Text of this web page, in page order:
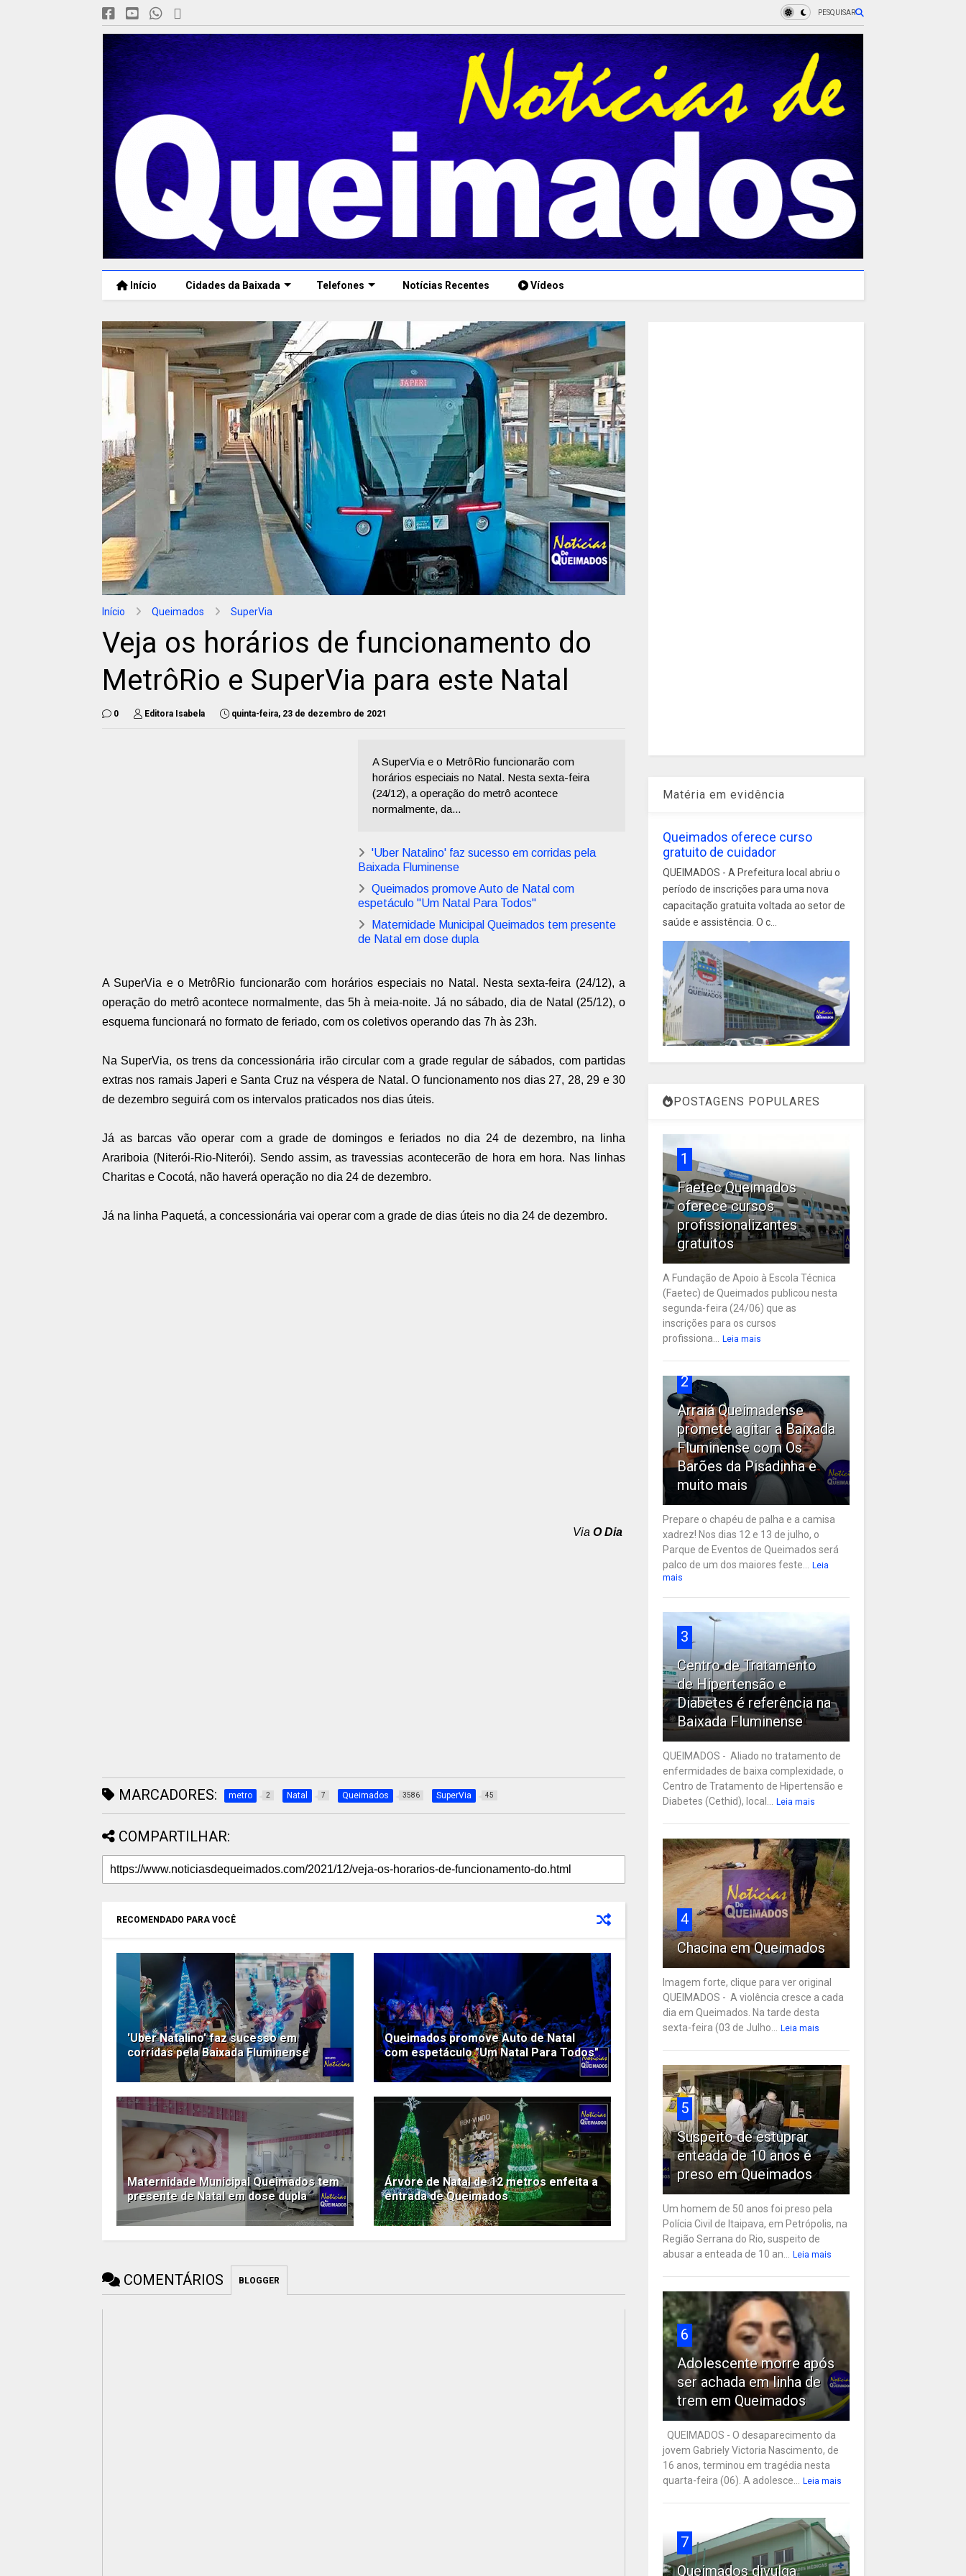
PESQUISAR
Início Cidades da Baixada Telefones Notícias Recentes Vídeos
Início Queimados SuperVia
Veja os horários de funcionamento do
MetrôRio e SuperVia para este Natal
0 Editora Isabela quinta-feira, 23 de dezembro de 2021
A SuperVia e o MetrôRio funcionarão com
horários especiais no Natal. Nesta sexta-feira
(24/12), a operação do metrô acontece
normalmente, da...
'Uber Natalino' faz sucesso em corridas pela
Baixada Fluminense
Queimados promove Auto de Natal com
espetáculo "Um Natal Para Todos"
Maternidade Municipal Queimados tem presente
de Natal em dose dupla
A SuperVia e o MetrôRio funcionarão com horários especiais no Natal. Nesta sexta-feira (24/12), a
operação do metrô acontece normalmente, das 5h à meia-noite. Já no sábado, dia de Natal (25/12), o
esquema funcionará no formato de feriado, com os coletivos operando das 7h às 23h.
Na SuperVia, os trens da concessionária irão circular com a grade regular de sábados, com partidas
extras nos ramais Japeri e Santa Cruz na véspera de Natal. O funcionamento nos dias 27, 28, 29 e 30
de dezembro seguirá com os intervalos praticados nos dias úteis.
Já as barcas vão operar com a grade de domingos e feriados no dia 24 de dezembro, na linha
Arariboia (Niterói-Rio-Niterói). Sendo assim, as travessias acontecerão de hora em hora. Nas linhas
Charitas e Cocotá, não haverá operação no dia 24 de dezembro.
Já na linha Paquetá, a concessionária vai operar com a grade de dias úteis no dia 24 de dezembro.
Via O Dia
MARCADORES: metro 2 Natal 7 Queimados 3586 SuperVia 45
COMPARTILHAR:
RECOMENDADO PARA VOCÊ
'Uber Natalino' faz sucesso em
corridas pela Baixada Fluminense
Queimados promove Auto de Natal
com espetáculo "Um Natal Para Todos"
Maternidade Municipal Queimados tem
presente de Natal em dose dupla
Árvore de Natal de 12 metros enfeita a
entrada de Queimados
COMENTÁRIOS BLOGGER
Matéria em evidência
Queimados oferece curso
gratuito de cuidador
QUEIMADOS - A Prefeitura local abriu o
período de inscrições para uma nova
capacitação gratuita voltada ao setor de
saúde e assistência. O c...
POSTAGENS POPULARES
1
Faetec Queimados
oferece cursos
profissionalizantes
gratuitos
A Fundação de Apoio à Escola Técnica
(Faetec) de Queimados publicou nesta
segunda-feira (24/06) que as
inscrições para os cursos
profissiona...
Leia mais
2
Arraiá Queimadense
promete agitar a Baixada
Fluminense com Os
Barões da Pisadinha e
muito mais
Prepare o chapéu de palha e a camisa
xadrez! Nos dias 12 e 13 de julho, o
Parque de Eventos de Queimados será
palco de um dos maiores feste...
Leia
mais
3
Centro de Tratamento
de Hipertensão e
Diabetes é referência na
Baixada Fluminense
QUEIMADOS - Aliado no tratamento de
enfermidades de baixa complexidade, o
Centro de Tratamento de Hipertensão e
Diabetes (Cethid), local...
Leia mais
4
Chacina em Queimados
Imagem forte, clique para ver original
QUEIMADOS - A violência cresce a cada
dia em Queimados. Na tarde desta
sexta-feira (03 de Julho...
Leia mais
5
Suspeito de estuprar
enteada de 10 anos é
preso em Queimados
Um homem de 50 anos foi preso pela
Polícia Civil de Itaipava, em Petrópolis, na
Região Serrana do Rio, suspeito de
abusar a enteada de 10 an...
Leia mais
6
Adolescente morre após
ser achada em linha de
trem em Queimados
QUEIMADOS - O desaparecimento da
jovem Gabriely Victoria Nascimento, de
16 anos, terminou em tragédia nesta
quarta-feira (06). A adolesce...
Leia mais
7
Queimados divulga